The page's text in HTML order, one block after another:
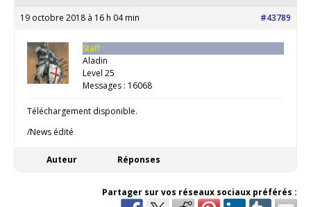
19 octobre 2018 à 16 h 04 min #43789
Staff
Aladin
Level 25
Messages : 16068
Téléchargement disponible.
/News édité
Auteur Réponses
Partager sur vos réseaux sociaux préférés :